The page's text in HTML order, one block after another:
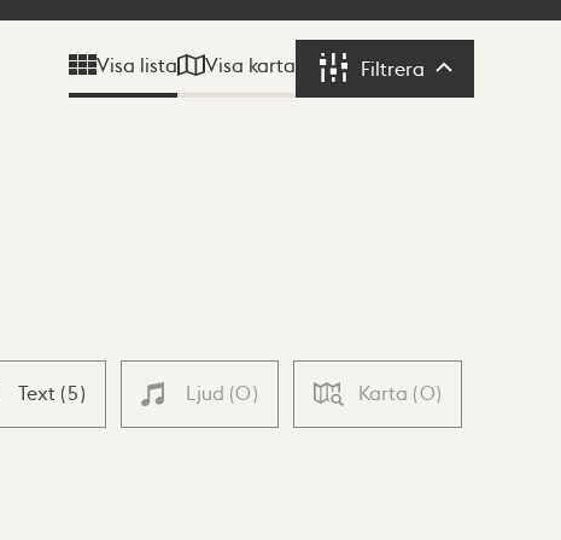
Visa lista Visa karta Filtrera Filtrera
Text (5) Ljud (0) Karta (0)